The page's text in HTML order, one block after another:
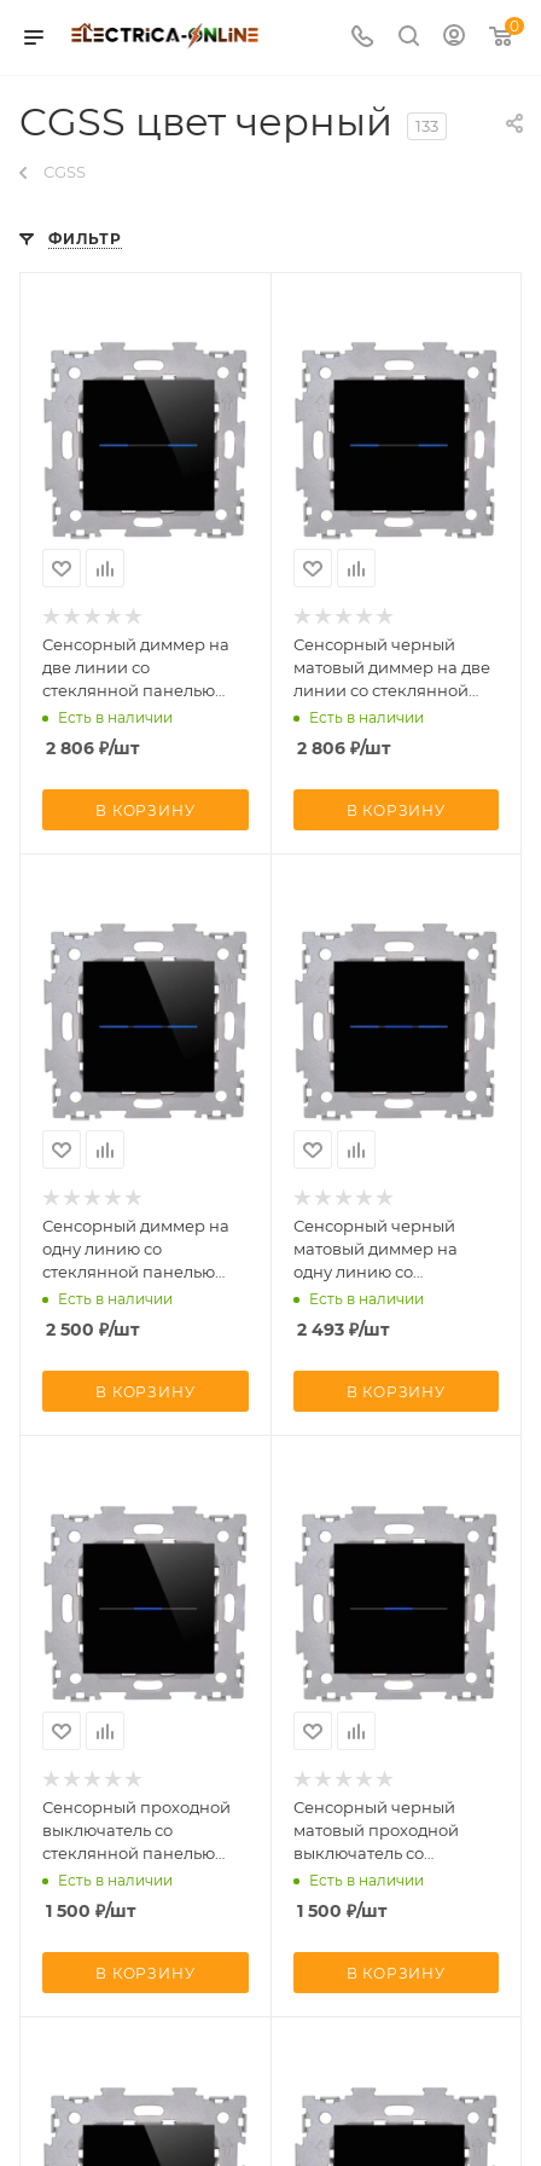
0
CGSS цвет черный 133
CGSS
ФИЛЬТР
Сенсорный диммер на
две линии со
стеклянной панелью
CGSS AMG-2DF33-BCG
Есть в наличии
2 806 ₽/шт
В КОРЗИНУ
Сенсорный черный
матовый диммер на две
линии со стеклянной
панелью CGSS AMG-
2DF33-BCM
Есть в наличии
2 806₽/шт
В КОРЗИНУ
Сенсорный диммер на
одну линию со
стеклянной панелью
AMG-F33- BCG CGSS
AMG-F33-BCG
Есть в наличии
2 500 ₽/шт
В КОРЗИНУ
Сенсорный черный
матовый диммер на
одну линию со
стеклянной панелью
AMG-F33- BCM CGSS
AMG-F33-BCM
Есть в наличии
2 493₽/шт
В КОРЗИНУ
Сенсорный проходной
выключатель со
стеклянной панелью
CGSS AMG-GL01P-BCG
Есть в наличии
1 500 ₽/шт
В КОРЗИНУ
Сенсорный черный
матовый проходной
выключатель со
стеклянной панелью
CGSS AMG-GL01P-BCM
Есть в наличии
1 500 ₽/шт
В КОРЗИНУ